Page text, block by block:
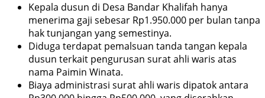
Kepala dusun di Desa Bandar Khalifah hanya
menerima gaji sebesar Rp1.950.000 per bulan tanpa
hak tunjangan yang semestinya.
Diduga terdapat pemalsuan tanda tangan kepala
dusun terkait pengurusan surat ahli waris atas
nama Paimin Winata.
Biaya administrasi surat ahli waris dipatok antara